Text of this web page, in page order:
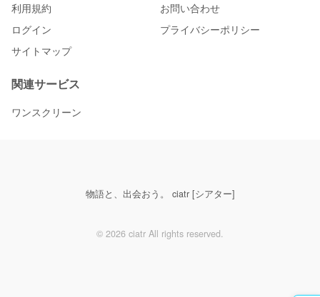
利用規約
お問い合わせ
ログイン
プライバシーポリシー
サイトマップ
関連サービス
ワンスクリーン
物語と、出会おう。 ciatr [シアター]
© 2026 ciatr All rights reserved.